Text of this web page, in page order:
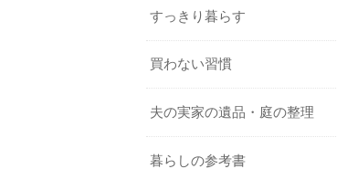
すっきり暮らす
買わない習慣
夫の実家の遺品・庭の整理
暮らしの参考書